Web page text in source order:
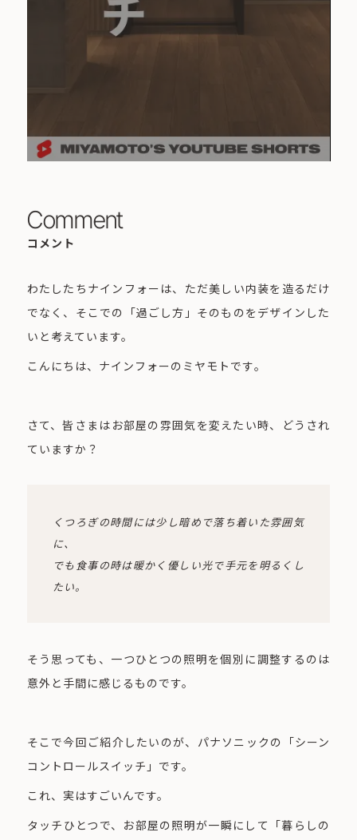
Comment
コメント
わたしたちナインフォーは、ただ美しい内装を造るだけ
でなく、そこでの「過ごし方」そのものをデザインした
いと考えています。
こんにちは、ナインフォーのミヤモトです。
さて、皆さまはお部屋の雰囲気を変えたい時、どうされ
ていますか？
くつろぎの時間には少し暗めで落ち着いた雰囲気
に、
でも 食事の時は暖かく優しい光で手元を明るくし
たい。
そう思っても、一つひとつの照明を個別に調整するのは
意外と手間に感じるものです。
そこで今回ご紹介したいのが、パナソニックの「シーン
コントロールスイッチ」です。
これ、実はすごいんです。
タッチひとつで、お部屋の照明が一瞬にして「暮らしの